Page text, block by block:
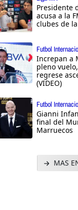
Presidente
acusa a la
clubes de
Futbol
Increpan a
pleno
regrese
(VIDEO)
Futbol
Gianni
final del
Marruecos
MAS